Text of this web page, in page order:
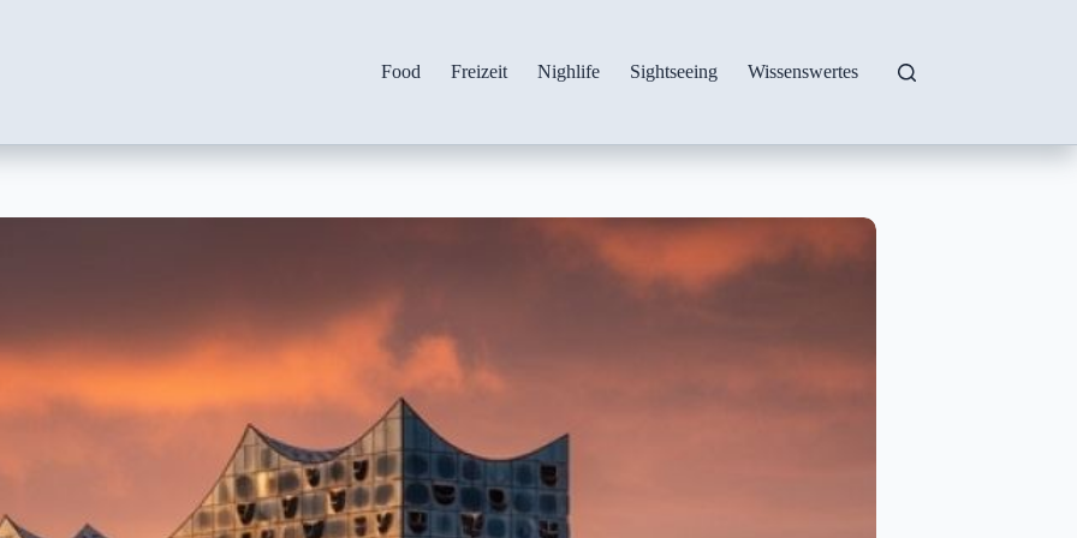
Food
Freizeit Nighlife Sightseeing Wissenswertes